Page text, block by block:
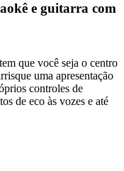
e guitarra com
que você seja o centro
uma apresentação
controles de
de eco às vozes e até